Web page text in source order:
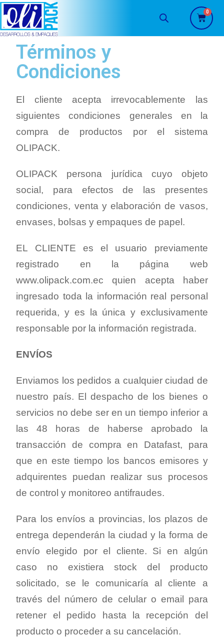
Términos y
Condiciones
El cliente acepta irrevocablemente las
siguientes condiciones generales en la
compra de productos por el sistema
OLIPACK.
OLIPACK persona jurídica cuyo objeto
social, para efectos de las presentes
condiciones, venta y elaboración de vasos,
envases, bolsas y empaques de papel.
EL CLIENTE es el usuario previamente
registrado en la página web
www.olipack.com.ec quien acepta haber
ingresado toda la información real personal
requerida, y es la única y exclusivamente
responsable por la información registrada.
ENVÍOS
Enviamos los pedidos a cualquier ciudad de
nuestro país. El despacho de los bienes o
servicios no debe ser en un tiempo inferior a
las 48 horas de haberse aprobado la
transacción de compra en Datafast, para
que en este tiempo los bancos emisores y
adquirentes puedan realizar sus procesos
de control y monitoreo antifraudes.
Para los envíos a provincias, los plazos de
entrega dependerán la ciudad y la forma de
envío elegido por el cliente. Si en algún
caso no existiera stock del producto
solicitado, se le comunicaría al cliente a
través del número de celular o email para
retener el pedido hasta la recepción del
producto o proceder a su cancelación.